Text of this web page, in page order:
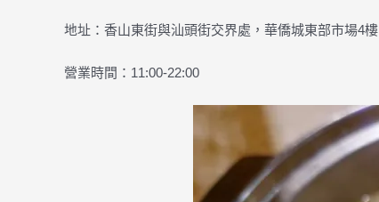
地址：香山東街與汕頭街交界處，華僑城東部市場4樓
營業時間：11:00-22:00